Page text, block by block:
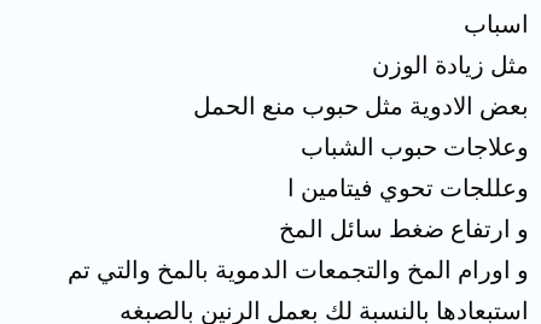
اسباب
مثل زيادة الوزن
بعض الادوية مثل حبوب منع الحمل
وعلاجات حبوب الشباب
وعللجات تحوي فيتامين ا
و ارتفاع ضغط سائل المخ
و اورام المخ والتجمعات الدموية بالمخ والتي تم
استبعادها بالنسبة لك بعمل الرنين بالصبغه